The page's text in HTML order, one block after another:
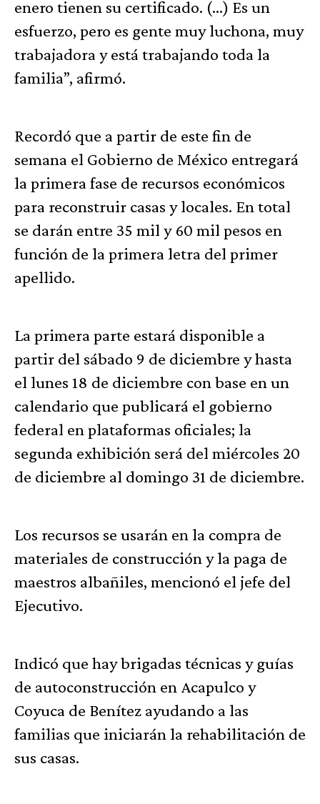
enero tienen su certificado. (…) Es un
esfuerzo, pero es gente muy luchona, muy
trabajadora y está trabajando toda la
familia”, afirmó.
Recordó que a partir de este fin de
semana el Gobierno de México entregará
la primera fase de recursos económicos
para reconstruir casas y locales. En total
se darán entre 35 mil y 60 mil pesos en
función de la primera letra del primer
apellido.
La primera parte estará disponible a
partir del sábado 9 de diciembre y hasta
el lunes 18 de diciembre con base en un
calendario que publicará el gobierno
federal en plataformas oficiales; la
segunda exhibición será del miércoles 20
de diciembre al domingo 31 de diciembre.
Los recursos se usarán en la compra de
materiales de construcción y la paga de
maestros albañiles, mencionó el jefe del
Ejecutivo.
Indicó que hay brigadas técnicas y guías
de autoconstrucción en Acapulco y
Coyuca de Benítez ayudando a las
familias que iniciarán la rehabilitación de
sus casas.